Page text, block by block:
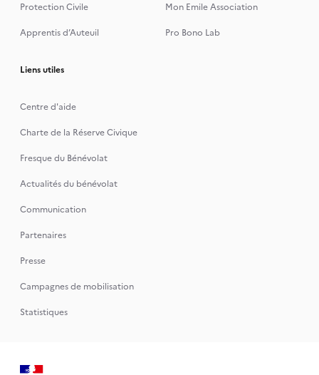
Protection Civile
Mon Emile Association
Apprentis d’Auteuil
Pro Bono Lab
Liens utiles
Centre d'aide
Charte de la Réserve Civique
Fresque du Bénévolat
Actualités du bénévolat
Communication
Partenaires
Presse
Campagnes de mobilisation
Statistiques